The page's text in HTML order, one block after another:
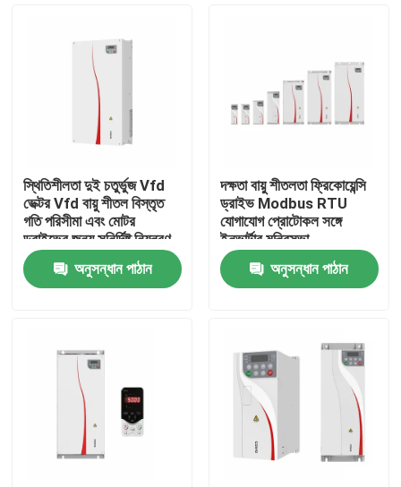
আমাদের সম্পর্কে
কারখানা পরিদর্শন
গুণমান নিয়ন্ত্রণ
একটি উদ্ধৃতি অনুরোধ করুন
স্থিতিশীলতা দুই চতুর্ভুজ Vfd
ভেক্টর Vfd বায়ু শীতল বিস্তৃত
গতি পরিসীমা এবং মোটর
ড্রাইভের জন্য সুনির্দিষ্ট নিয়ন্ত্রণ
অনুসন্ধান পাঠান
দক্ষতা বায়ু শীতলতা ফ্রিকোয়েন্সি
ড্রাইভ Modbus RTU
যোগাযোগ প্রোটোকল সঙ্গে
ইনভার্টার মন্ত্রিসভা
অনুসন্ধান পাঠান